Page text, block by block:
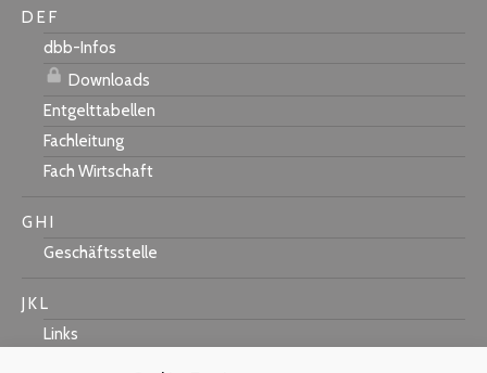
D E F
dbb-Infos
Downloads
Entgelttabellen
Fachleitung
Fach Wirtschaft
G H I
Geschäftsstelle
J K L
Links